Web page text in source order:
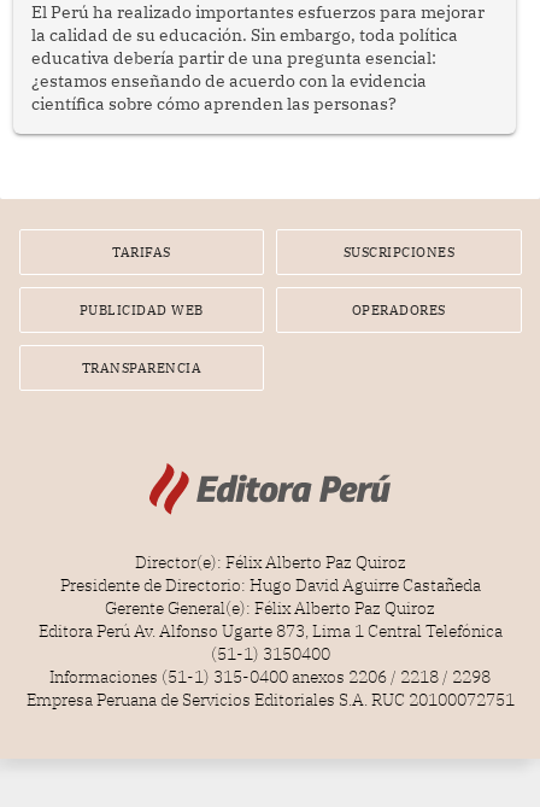
El Perú ha realizado importantes esfuerzos para mejorar
la calidad de su educación. Sin embargo, toda política
educativa debería partir de una pregunta esencial:
¿estamos enseñando de acuerdo con la evidencia
científica sobre cómo aprenden las personas?
TARIFAS SUSCRIPCIONES
PUBLICIDAD WEB OPERADORES
TRANSPARENCIA
Director(e): Félix Alberto Paz Quiroz
Presidente de Directorio: Hugo David Aguirre Castañeda
Gerente General(e): Félix Alberto Paz Quiroz
Editora Perú Av. Alfonso Ugarte 873, Lima 1 Central Telefónica
(51-1) 3150400
Informaciones (51-1) 315-0400 anexos 2206 / 2218 / 2298
Empresa Peruana de Servicios Editoriales S.A. RUC 20100072751